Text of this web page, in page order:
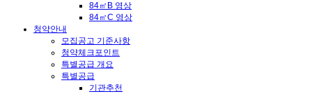
84㎡B 영상
84㎡C 영상
청약안내
모집공고 기준사항
청약체크포인트
특별공급 개요
특별공급
기관추천